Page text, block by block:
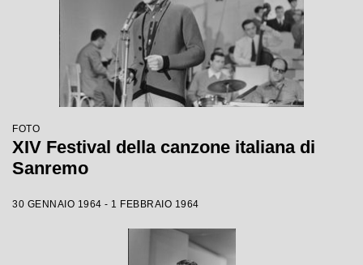
FOTO
XIV Festival della canzone italiana di
Sanremo
30 GENNAIO 1964 - 1 FEBBRAIO 1964